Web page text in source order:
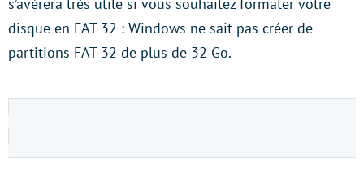
disque en FAT 32 : Windows ne sait pas créer de
partitions FAT 32 de plus de 32 Go.